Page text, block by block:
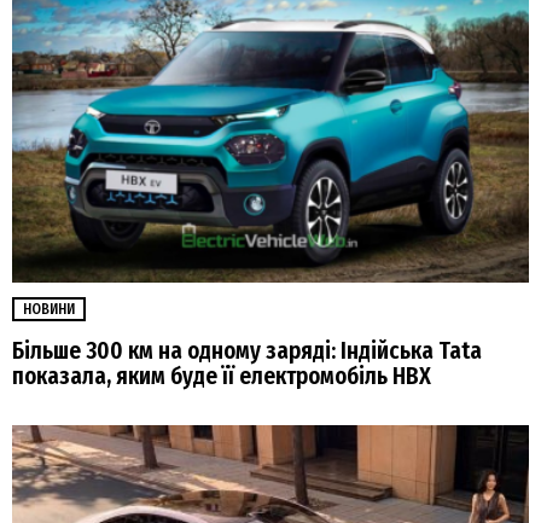
НОВИНИ
Більше 300 км на одному заряді: Індійська Tata
показала, яким буде її електромобіль HBX